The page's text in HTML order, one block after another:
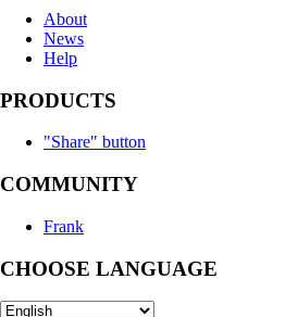
About
News
Help
PRODUCTS
"Share" button
COMMUNITY
Frank
CHOOSE LANGUAGE